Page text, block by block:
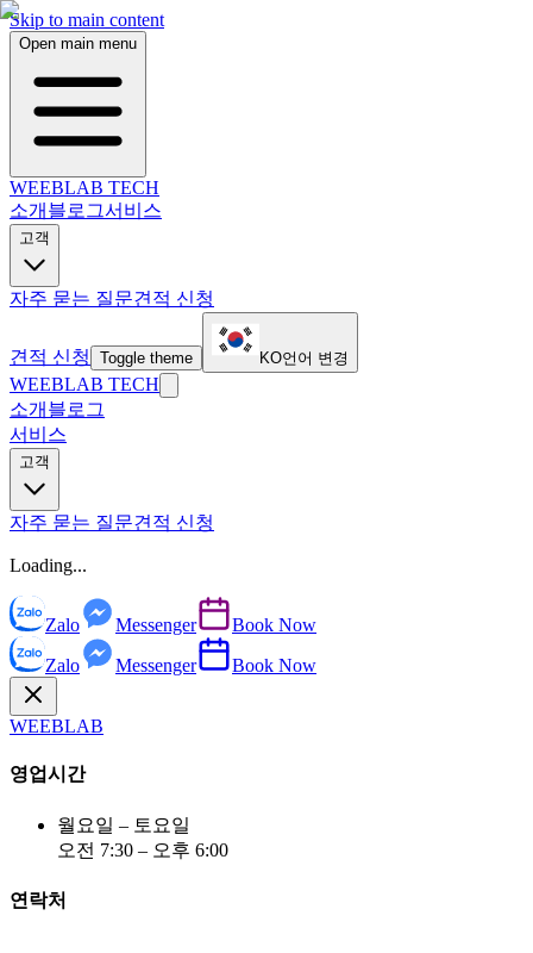
Skip to main content
Open main menu
WEEBLAB TECH
소개 블로그서비스
고객
자주 묻는 질문견적 신청
견적 신청 Toggle theme KO언어 변경
WEEBLAB TECH
소개 블로그
서비스
고객
자주 묻는 질문견적 신청
Loading...
Zalo Messenger
Book Now
Zalo
Messenger Book Now
WEEBLAB
영업시간
월요일 – 토요일
오전 7:30 – 오후 6:00
연락처